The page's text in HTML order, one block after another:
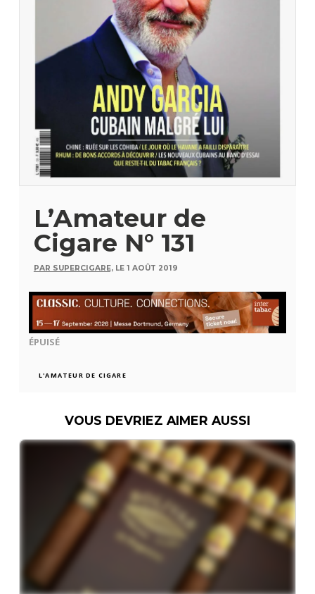
L’Amateur de
Cigare N° 131
PAR SUPERCIGARE, LE 1 AOÛT 2019
ÉPUISÉ
L'AMATEUR DE CIGARE
VOUS DEVRIEZ AIMER AUSSI